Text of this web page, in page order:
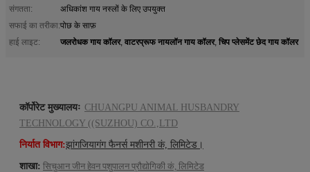
संगतता:
अधिकांश गाय नस्लों के लिए उपयुक्त
सफाई का तरीका:पोछ के साफ़
हाई लाइट:
जलरोधक गाय कॉलर, वाटरप्रूफ नायलॉन गाय कॉलर, चिप प्लेसमेंट छेद गाय कॉलर
कॉर्पोरेट मुख्यालयः CHUANGPU ANIMAL HUSBANDRY
TECHNOLOGY ((SUZHOU) CO.,LTD
निर्यात विभाग:झांगजियागंग फैनर्स मशीनरी कं, लिमिटेड।
शाखा: सिचुआन जीन हेवन पशुपालन प्रौद्योगिकी कं, लिमिटेड